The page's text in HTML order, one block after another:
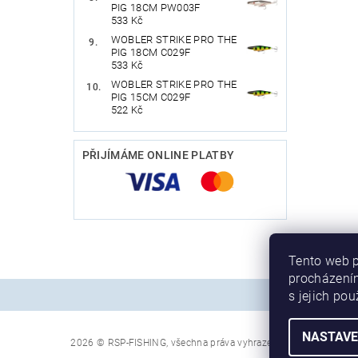
PIG 18CM PW003F
533 Kč
WOBLER STRIKE PRO THE
PIG 18CM C029F
533 Kč
WOBLER STRIKE PRO THE
PIG 15CM C029F
522 Kč
PŘIJÍMÁME ONLINE PLATBY
2026 © RSP-FISHING, všechna práva vyhrazena
Tento web
s jejich